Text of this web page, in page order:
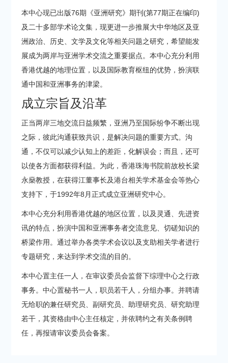
本中心现已出版76期《亚洲研究》期刊(第77期正在编印)
及二十多部学术论文集，现更进一步推展大中华地区及亚
洲政治、历史、文学及文化等相关问题之研究，希望能发
展成为两岸与亚洲学术交流之重要据点。本中心充分利用
香港优越的地理位置，以及国际教育枢纽的优势，扮演联
通中国和亚洲事务的津梁。
成立宗旨及沿革
正当两岸三地交流日益频繁，亚洲乃至国际纷争不断出现
之际，彼此沟通获致共识，是解决问题的重要方式。沟
通，不仅可以减少认知上的差距，化解误会；而且，还可
以使各方面都获得利益。为此，香港珠海书院前故校长梁
永燊教授，在获得江董事长及港台相关学术基金会等热心
支持下，于1992年8月正式成立亚洲研究中心。
本中心充分利用香港优越的地区位置，以及灵通、先进资
讯的特点，扮演中国和亚洲事务者交流意见、切磋知识的
桥梁作用。通过举办各类学术会议以及支助相关学者进行
专题研究，来达到学术交流的目的。
本中心置主任一人，在审议委员会监督下综理中心之行政
事务。中心置秘书一人，职员若干人，分组办事。并聘请
无给职的兼任研究员、副研究员、助理研究员、研究助理
若干，其资格由中心主任核定，并依聘约之有关条例聘
任，再报请审议委员会备案。